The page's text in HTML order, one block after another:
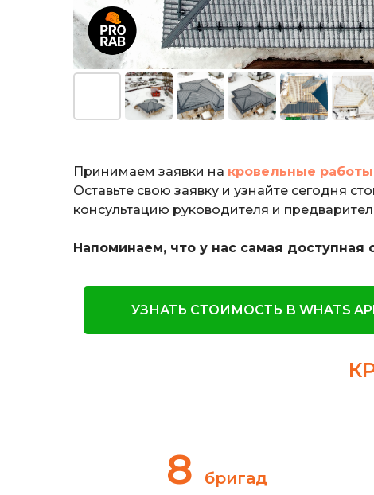
Принимаем заявки на кровельные работы
Оставьте свою заявку и узнайте сегодня
консультацию руководителя и
Напоминаем, что у нас самая
УЗНАТЬ СТОИМОСТЬ В WHATS
8 бригад